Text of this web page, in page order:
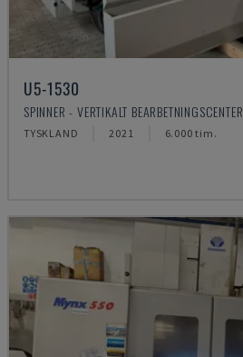
U5-1530
SPINNER - VERTIKALT BEARBETNINGSCENTER
TYSKLAND 2021 6.000 tim.